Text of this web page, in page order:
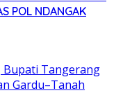
POL NDANGAK